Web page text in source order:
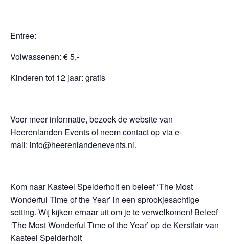
Entree:
Volwassenen: € 5,-
Kinderen tot 12 jaar: gratis
Voor meer informatie, bezoek de website van
Heerenlanden Events of neem contact op via e-
mail: info@heerenlandenevents.nl.
Kom naar Kasteel Spelderholt en beleef ‘The Most
Wonderful Time of the Year’ in een sprookjesachtige
setting. Wij kijken ernaar uit om je te verwelkomen! Beleef
‘The Most Wonderful Time of the Year’ op de Kerstfair van
Kasteel Spelderholt